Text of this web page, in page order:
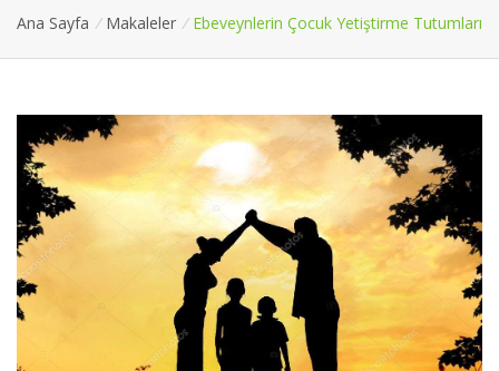
Ana Sayfa / Makaleler / Ebeveynlerin Çocuk Yetiştirme Tutumları